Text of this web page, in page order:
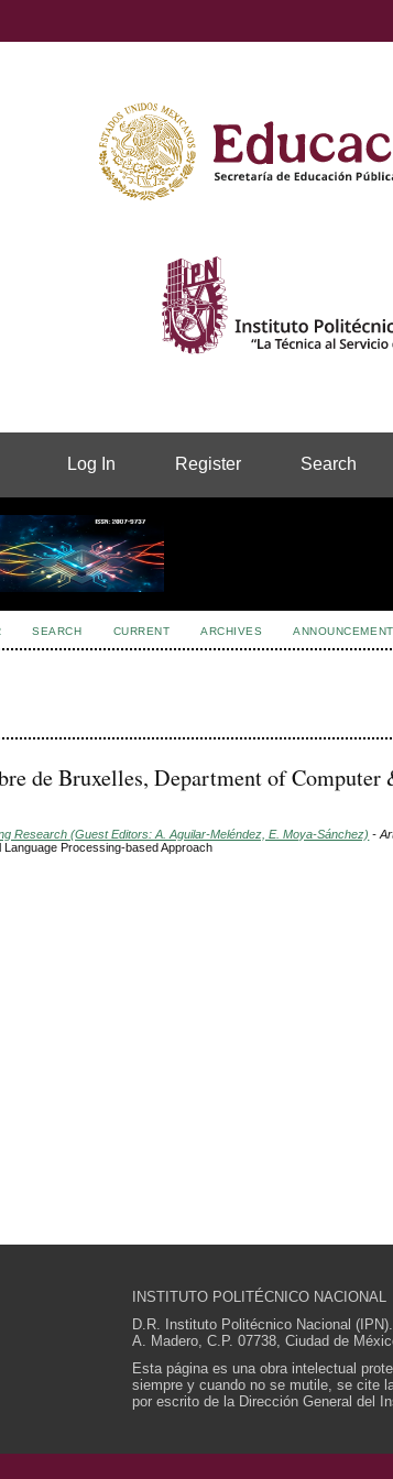
Log In Register Search
SEARCH CURRENT ARCHIVES
de Bruxelles, Department of
Research (Guest Editors: A. Aguilar-Meléndez, E. Moya-Sánchez) -
Language Processing-based Approach
INSTITUTO POLITÉCNICO NACIONAL
D.R. Instituto Politécnico Nacional
A. Madero, C.P. 07738, Ciudad de
Esta página es una obra intelectual
siempre y cuando no se mutile, se cite
por escrito de la Dirección General del